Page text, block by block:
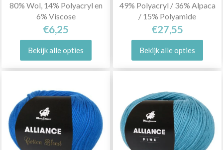
80% Wol, 14% Polyacryl en
6% Viscose
€6,25
Bekijk alle opties
49% Polyacryl / 36% Alpaca
/ 15% Polyamide
€27,55
Bekijk alle opties